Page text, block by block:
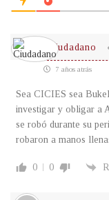
Ciudadano
7 años atrás
Sea CICIES sea
investigar y obligar a
se robó durante su
robaron a manos
0 0